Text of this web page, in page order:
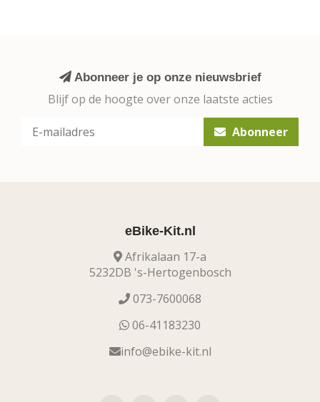
Abonneer je op onze nieuwsbrief
Blijf op de hoogte over onze laatste acties
Abonneer
eBike-Kit.nl
Afrikalaan 17-a
5232DB 's-Hertogenbosch
073-7600068
06-41183230
info@ebike-kit.nl